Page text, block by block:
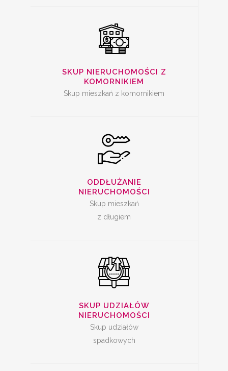
SKUP NIERUCHOMOŚCI Z
KOMORNIKIEM
Skup mieszkań z komornikiem
ODDŁUŻANIE
NIERUCHOMOŚCI
Skup mieszkań
z długiem
SKUP ZADŁUŻONYCH
SKUP UDZIAŁÓW
NIERUCHOMOŚCI
Skup udziałów
spadkowych
NIERUCHOMOŚCI
SPRZEDAŻ
MIESZKANIA Z
LOKATOREM